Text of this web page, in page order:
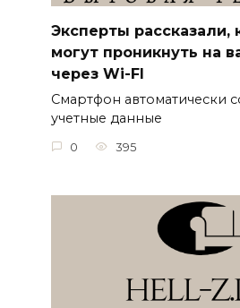
Эксперты рассказали,
могут проникнуть на
через Wi-FI
Смартфон автоматически
учетные данные
0 395